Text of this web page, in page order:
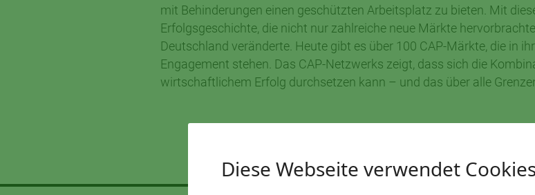
mit Behinderungen einen geschützten Arbeitsplatz zu bieten. Mit
Erfolgsgeschichte, die nicht nur zahlreiche neue Märkte
Deutschland veränderte. Heute gibt es über 100 CAP-Märkte, die in
Engagement stehen. Das CAP-Netzwerks zeigt, dass sich die
wirtschaftlichem Erfolg durchsetzen kann – und das über alle
Diese Webseite verwendet